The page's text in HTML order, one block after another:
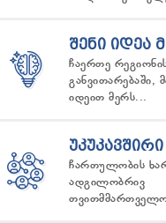
ᲨᲔᲜᲘ ᲘᲓᲔᲐ
ჩაერთე
განვითარებაში,
იდეით მერს...
ᲣᲙᲣᲙᲐᲕᲨᲘᲠᲘ
ჩართულობის
ადგილობრივ